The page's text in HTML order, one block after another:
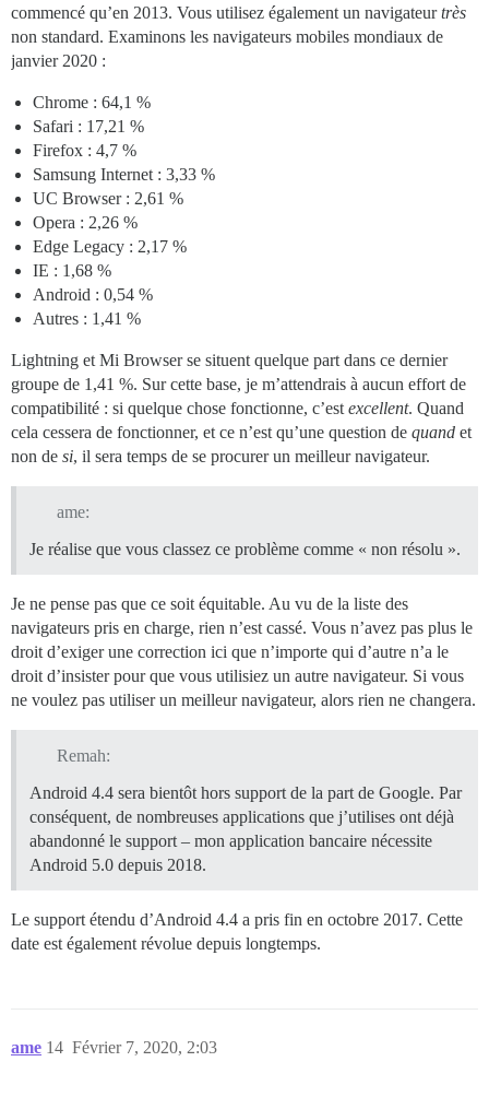
commencé qu’en 2013. Vous utilisez également un navigateurtrès
non standard. Examinons les navigateurs mobiles mondiaux de
janvier 2020 :
Chrome : 64,1 %
Safari : 17,21 %
Firefox : 4,7 %
Samsung Internet : 3,33 %
UC Browser : 2,61 %
Opera : 2,26 %
Edge Legacy : 2,17 %
IE : 1,68 %
Android : 0,54 %
Autres : 1,41 %
Lightning et Mi Browser se situent quelque part dans ce dernier
groupe de 1,41 %. Sur cette base, je m’attendrais à aucun effort de
compatibilité : si quelque chose fonctionne, c’estexcellent. Quand
cela cessera de fonctionner, et ce n’est qu’une question de quand et
non de si, il sera temps de se procurer un meilleur navigateur.
ame:
Je réalise que vous classez ce problème comme « non résolu ».
Je ne pense pas que ce soit équitable. Au vu de la liste des
navigateurs pris en charge, rien n’est cassé. Vous n’avez pas plus le
droit d’exiger une correction ici que n’importe qui d’autre n’a le
droit d’insister pour que vous utilisiez un autre navigateur. Si vous
ne voulez pas utiliser un meilleur navigateur, alors rien ne changera.
Remah:
Android 4.4 sera bientôt hors support de la part de Google. Par
conséquent, de nombreuses applications que j’utilises ont déjà
abandonné le support – mon application bancaire nécessite
Android 5.0 depuis 2018.
Le support étendu d’Android 4.4 a pris fin en octobre 2017. Cette
date est également révolue depuis longtemps.
ame Février 7, 2020, 2:03
14